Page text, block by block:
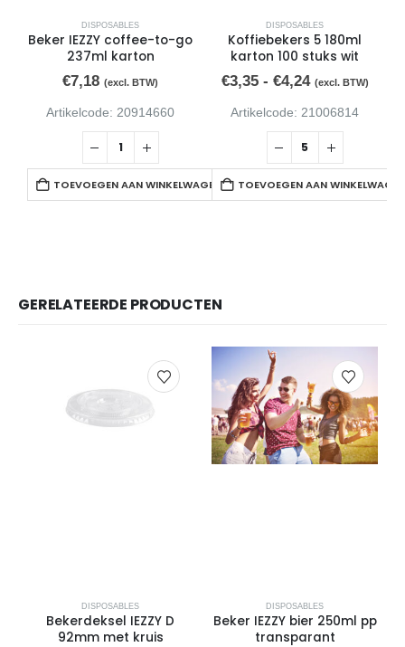
DISPOSABLES
Beker IEZZY coffee-to-go
237ml karton
€7,18 (excl. BTW)
Artikelcode: 20914660
TOEVOEGEN AAN WINKELWAGEN
DISPOSABLES
Koffiebekers 5 180ml
karton 100 stuks wit
€3,35- €4,24 (excl. BTW)
Artikelcode: 21006814
TOEVOEGEN AAN
GERELATEERDE PRODUCTEN
DISPOSABLES
Bekerdeksel IEZZY D
92mm met kruis
DISPOSABLES
Beker IEZZY bier 250ml pp
transparant